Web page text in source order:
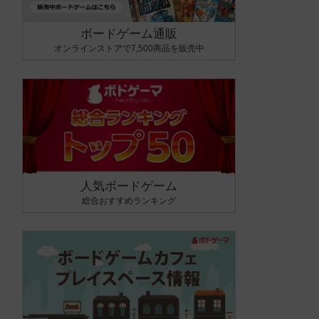
ボードゲーム通販
オンラインストアで7,500商品を販売中
人気ボードゲーム
総合おすすめランキング